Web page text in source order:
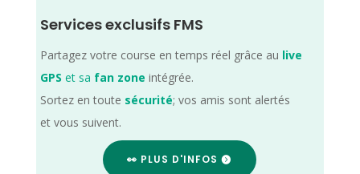
Services exclusifs FMS
Partagez votre course en temps réel grâce au live
GPS et sa fan zone intégrée.
Sortez en toute sécurité; vos amis sont alertés
et vous suivent.
👀 PLUS D'INFOS